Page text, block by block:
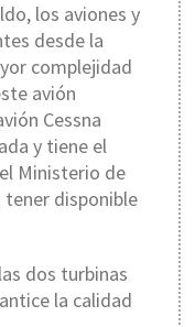
los aviones y
desde la
complejidad
avión
Cessna
y tiene el
Ministerio de
tener disponible
dos turbinas
la calidad